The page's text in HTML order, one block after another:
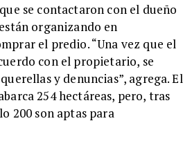
se contactaron con el dueño
organizando en
el predio. “Una vez que el
con el propietario, se
y denuncias”, agrega. El
254 hectáreas, pero, tras
200 son aptas para